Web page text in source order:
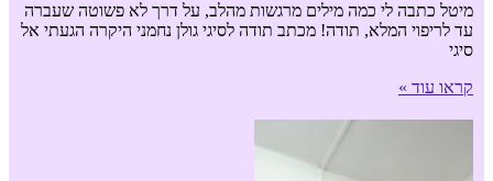
מיטל כתבה לי כמה מילים מרגשות מהלב, על דרך לא פשוטה שעברה
עד לריפוי המלא, תודה! מכתב תודה לסיגי גולן נחמני היקרה הגעתי אל
סיגי
קראו עוד »